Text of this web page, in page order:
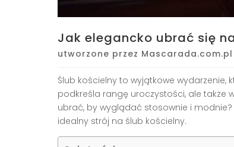
Jak elegancko ubrać się
utworzone przez Mascarada.com.pl
Ślub kościelny to wyjątkowe
podkreśla rangę uroczystości, ale także
ubrać, by wyglądać stosownie i
idealny strój na ślub kościelny.